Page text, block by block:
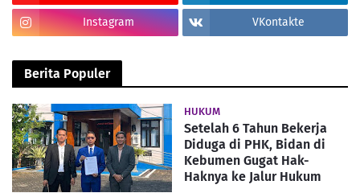
Instagram VKontakte
Berita Populer
HUKUM
Setelah 6 Tahun Bekerja
Diduga di PHK, Bidan di
Kebumen Gugat Hak-
Haknya ke Jalur Hukum